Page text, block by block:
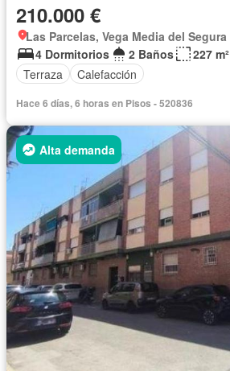
210.000 €
Las Parcelas, Vega Media del Segura
4 Dormitorios
2 Baños
227 m²
Terraza
Calefacción
Hace 6 días, 6 horas en Pisos - 520836
Alta demanda